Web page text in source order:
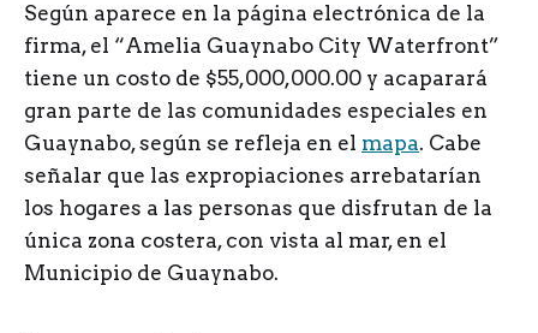
Según aparece en la página electrónica de la
firma, el “Amelia Guaynabo City Waterfront”
tiene un costo de $55,000,000.00 y acaparará
gran parte de las comunidades especiales en
Guaynabo, según se refleja en el mapa. Cabe
señalar que las expropiaciones arrebatarían
los hogares a las personas que disfrutan de la
única zona costera, con vista al mar, en el
Municipio de Guaynabo.